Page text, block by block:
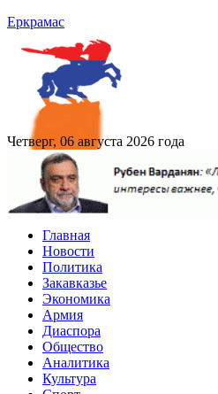
Еркрамас
Четверг, 06 августа 2026 года
Главная
Новости
Политика
Закавказье
Экономика
Армия
Диаспора
Общество
Аналитика
Культура